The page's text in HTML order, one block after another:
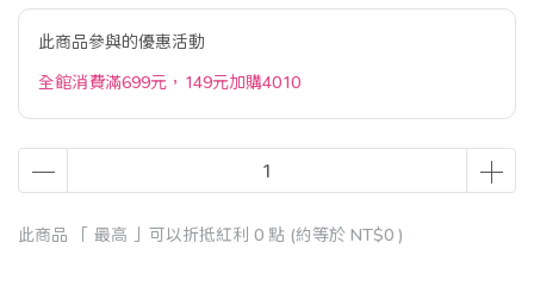
此商品參與的優惠活動
全館消費滿699元，149元加購4010
此商品 「 最高 」可以折抵紅利 0 點 (約等於 NT$0 )